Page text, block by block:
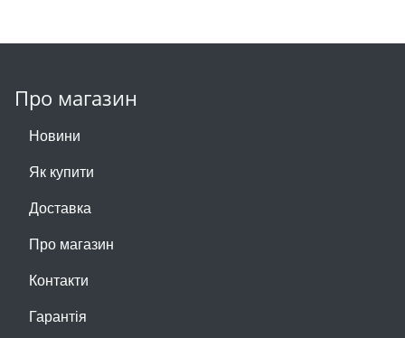
Про магазин
Новини
Як купити
Доставка
Про магазин
Контакти
Гарантія